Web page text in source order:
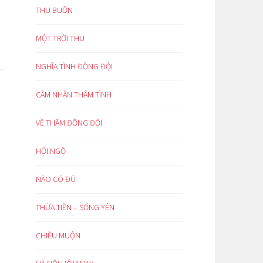
THU BUỒN
MỘT TRỜI THU
NGHĨA TÌNH ĐỒNG ĐỘI
CẢM NHẬN THÂM TÌNH
VỀ THĂM ĐỒNG ĐỘI
HỘI NGỘ
NÀO CÓ ĐỦ
THỪA TIỀN – SỐNG YÊN
CHIỀU MUỘN